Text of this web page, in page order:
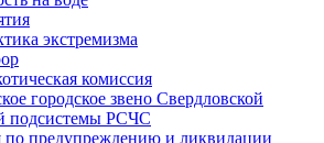
экстремизма
комиссия
городское звено Свердловской
подсистемы РСЧС
по предупреждению и ликвидации